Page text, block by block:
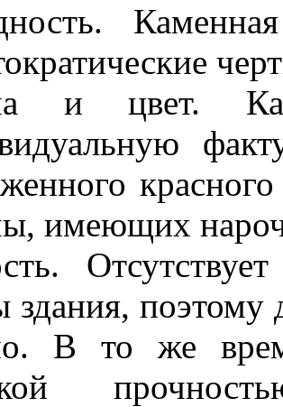
и цвет.
имеющих
здания, поэтому
В то же